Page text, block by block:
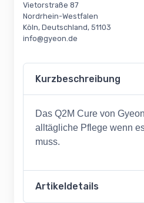
Vietorstraße 87
Nordrhein-Westfalen
Köln, Deutschland, 51103
info@gyeon.de
Kurzbeschreibung
Das Q2M Cure von
alltägliche Pflege wenn
muss.
Artikeldetails